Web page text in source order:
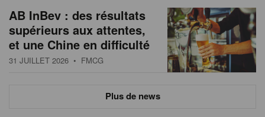
AB InBev : des résultats
supérieurs aux attentes,
et une Chine en difficulté
31 JUILLET 2026 • FMCG
Plus de news